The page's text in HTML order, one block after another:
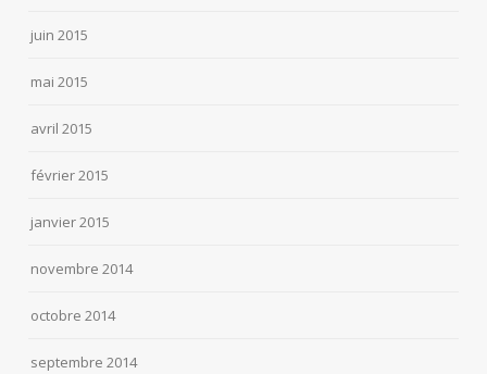
juin 2015
mai 2015
avril 2015
février 2015
janvier 2015
novembre 2014
octobre 2014
septembre 2014